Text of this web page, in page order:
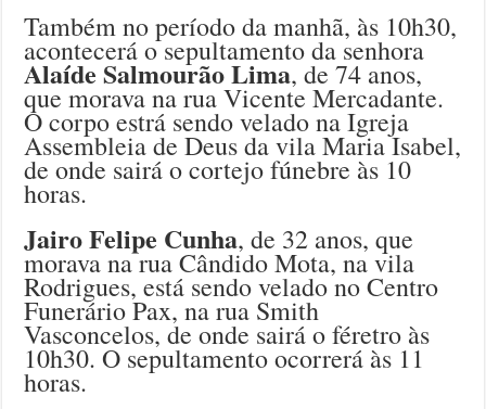
Também no período da manhã, às 10h30,
acontecerá o sepultamento da senhora
Alaíde Salmourão Lima, de 74 anos,
que morava na rua Vicente Mercadante.
O corpo estrá sendo velado na Igreja
Assembleia de Deus da vila Maria Isabel,
de onde sairá o cortejo fúnebre às 10
horas.
Jairo Felipe Cunha, de 32 anos, que
morava na rua Cândido Mota, na vila
Rodrigues, está sendo velado no Centro
Funerário Pax, na rua Smith
Vasconcelos, de onde sairá o féretro às
10h30. O sepultamento ocorrerá às 11
horas.